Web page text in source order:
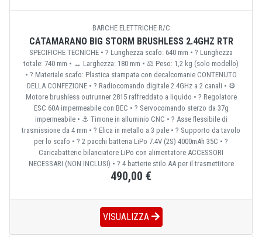
BARCHE ELETTRICHE R/C
CATAMARANO BIG STORM BRUSHLESS 2.4GHZ RTR
SPECIFICHE TECNICHE • ? Lunghezza scafo: 640 mm • ? Lunghezza
totale: 740 mm • ↔️ Larghezza: 180 mm • ⚖️ Peso: 1,2 kg (solo modello)
• ?️ Materiale scafo: Plastica stampata con decalcomanie CONTENUTO
DELLA CONFEZIONE • ? Radiocomando digitale 2.4GHz a 2 canali • ⚙️
Motore brushless outrunner 2815 raffreddato a liquido • ? Regolatore
ESC 60A impermeabile con BEC • ?️ Servocomando sterzo da 37g
impermeabile • ⚓ Timone in alluminio CNC • ? Asse flessibile di
trasmissione da 4 mm • ? Elica in metallo a 3 pale • ? Supporto da tavolo
per lo scafo • ? 2 pacchi batteria LiPo 7.4V (2S) 4000mAh 35C • ?
Caricabatterie bilanciatore LiPo con alimentatore ACCESSORI
NECESSARI (NON INCLUSI) • ? 4 batterie stilo AA per il trasmettitore
490,00 €
VISUALIZZA